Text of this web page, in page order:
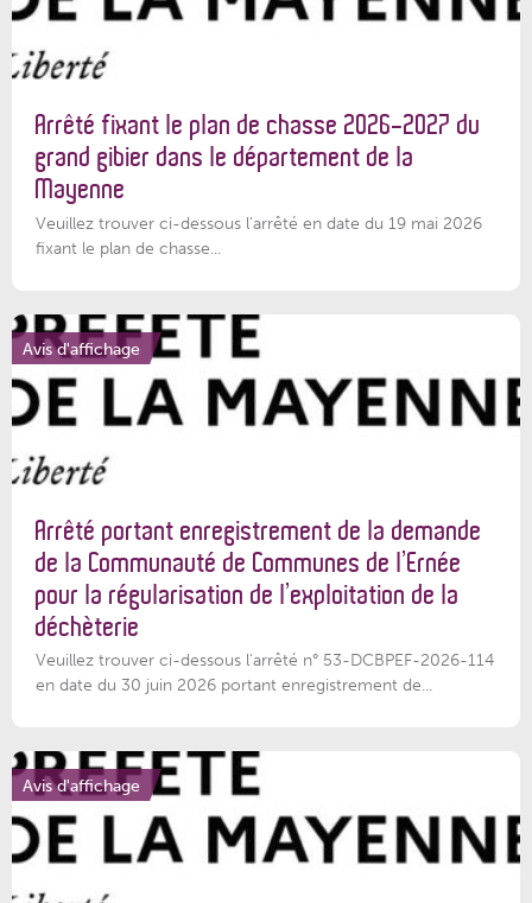
Arrêté fixant le plan de chasse 2026-2027 du
grand gibier dans le département de la
Mayenne
Veuillez trouver ci-dessous l’arrêté en date du 19 mai 2026
fixant le plan de chasse...
Avis d'affichage
Arrêté portant enregistrement de la demande
de la Communauté de Communes de l’Ernée
pour la régularisation de l’exploitation de la
déchèterie
Veuillez trouver ci-dessous l'arrêté n° 53-DCBPEF-2026-114
en date du 30 juin 2026 portant enregistrement de...
Avis d'affichage